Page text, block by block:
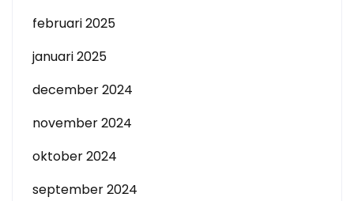
februari 2025
januari 2025
december 2024
november 2024
oktober 2024
september 2024